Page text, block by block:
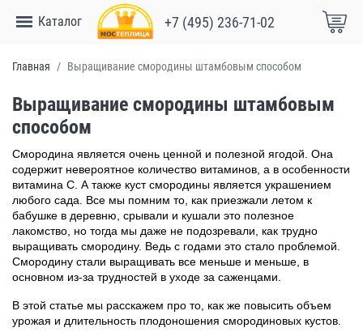
Каталог +7 (495) 236-71-02
Главная Выращивание смородины штамбовым способом
Выращивание смородины штамбовым
способом
Смородина является очень ценной и полезной ягодой. Она
содержит невероятное количество витаминов, а в особенности
витамина C. А также куст смородины является украшением
любого сада. Все мы помним то, как приезжали летом к
бабушке в деревню, срывали и кушали это полезное
лакомство, но тогда мы даже не подозревали, как трудно
выращивать смородину. Ведь с годами это стало проблемой.
Смородину стали выращивать все меньше и меньше, в
основном из-за трудностей в уходе за саженцами.
В этой статье мы расскажем про то, как же повысить объем
урожая и длительность плодоношения смородиновых кустов.